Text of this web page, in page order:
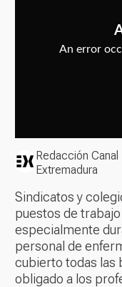
Redacción Canal
Extremadura
Sindicatos y
puestos de trabajo
especialmente
personal de
cubierto todas las
obligado a los